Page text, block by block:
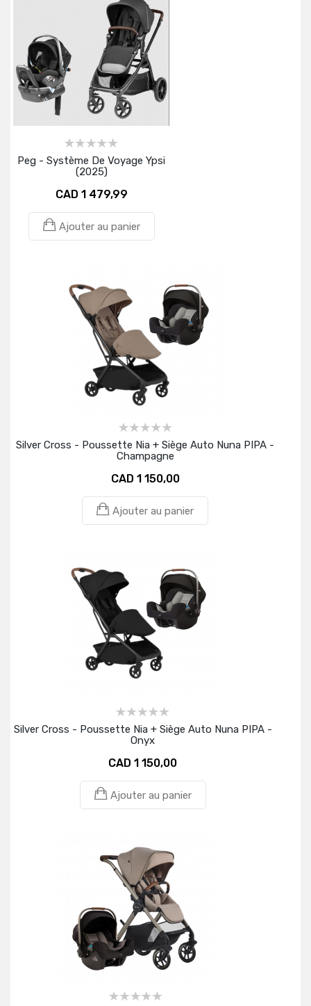
Peg - Système De Voyage Ypsi
(2025)
CAD 1 479,99
Ajouter au panier
Silver Cross - Poussette Nia + Siège Auto Nuna PIPA -
Champagne
CAD 1 150,00
Ajouter au panier
Silver Cross - Poussette Nia + Siège Auto Nuna PIPA -
Onyx
CAD 1 150,00
Ajouter au panier